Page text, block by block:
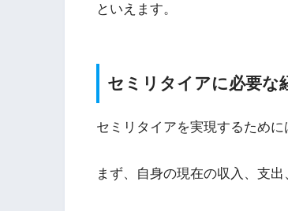
といえます。
セミリタイアに必要な
セミリタイアを実現するために
まず、自身の現在の収入、支